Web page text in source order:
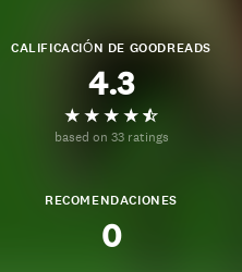
CALIFICACIÓN DE GOODREADS
4.3
based on 33 ratings
RECOMENDACIONES
0